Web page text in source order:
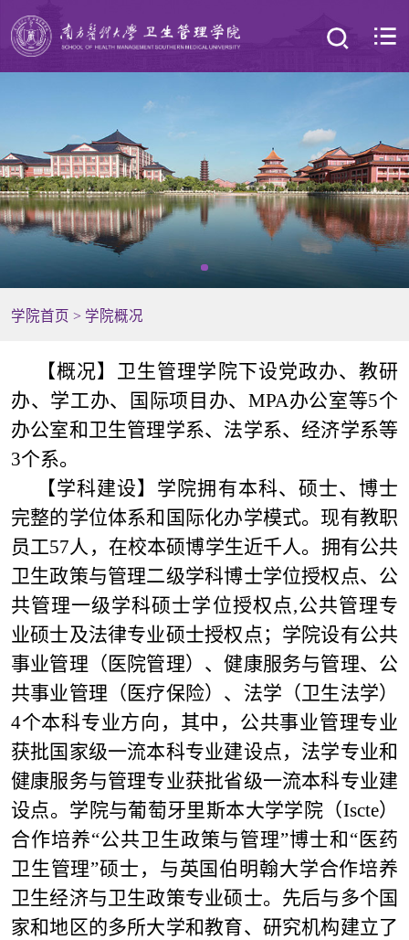
学院首页 > 学院概况
【概况】 卫生管理学院下设党政办、教研
办、学工办、国际项目办、MPA办公室等5个
办公室和卫生管理学系、法学系、经济学系等
3个系。
【学科建设】 学院拥有本科、硕士、博士
完整的学位体系和国际化办学模式。现有教职
员工57人，在校本硕博学生近千人。拥有公共
卫生政策与管理二级学科博士学位授权点、公
共管理一级学科硕士学位授权点,公共管理专
业硕士及法律专业硕士授权点；学院设有公共
事业管理（医院管理）、健康服务与管理、公
共事业管理（医疗保险）、法学（卫生法学）
4个本科专业方向，其中，公共事业管理专业
获批国家级一流本科专业建设点，法学专业和
健康服务与管理专业获批省级一流本科专业建
设点。学院与葡萄牙里斯本大学学院（Iscte）
合作培养“公共卫生政策与管理”博士和“医药
卫生管理”硕士，与英国伯明翰大学合作培养
卫生经济与卫生政策专业硕士。先后与多个国
家和地区的多所大学和教育、研究机构建立了